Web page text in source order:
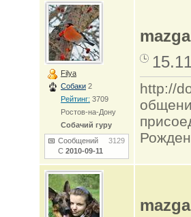
Filya
Собаки 2
Рейтинг: 3709
Ростов-на-Дону
Собачий гуру
Сообщений 3129
С 2010-09-11
http://